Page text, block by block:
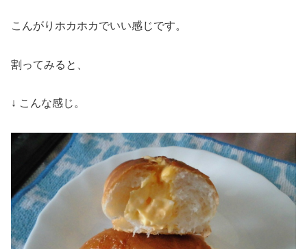
こんがりホカホカでいい感じです。
割ってみると、
↓ こんな感じ。